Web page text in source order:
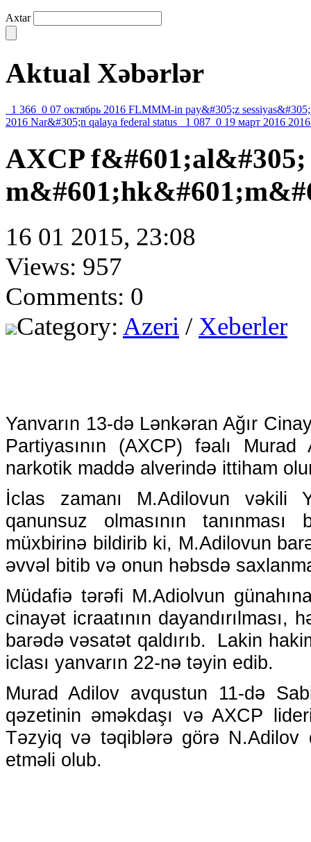
Axtar
Aktual Xəbərlər
1 366 0 07 октябрь 2016 FLMMM-in pay&#305;z sessiyas&#305;
2016 Nar&#305;n qalaya federal status 1 087 0 19 март 2016
AXCP
16 01 2015, 23:08
Views: 957
Comments: 0
Category: Azeri / Xeberler
Yanvarın 13-də Lənkəran Ağır
Partiyasının (AXCP) fəalı
narkotik maddə alverində ittiham
İclas zamanı M.Adilovun vəkili
qanunsuz olmasının
müxbirinə bildirib ki, M.Adilovun
əvvəl bitib və onun həbsdə
Müdafiə tərəfi M.Adiolvun
cinayət icraatının
barədə vəsatət qaldırıb. Lakin
iclası yanvarın 22-nə təyin edib.
Murad Adilov avqustun 11-də
qəzetinin əməkdaşı və AXCP
Təzyiq və təqiblərə görə N.Adilov
etməli olub.